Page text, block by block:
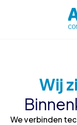
Wij
We verbinden